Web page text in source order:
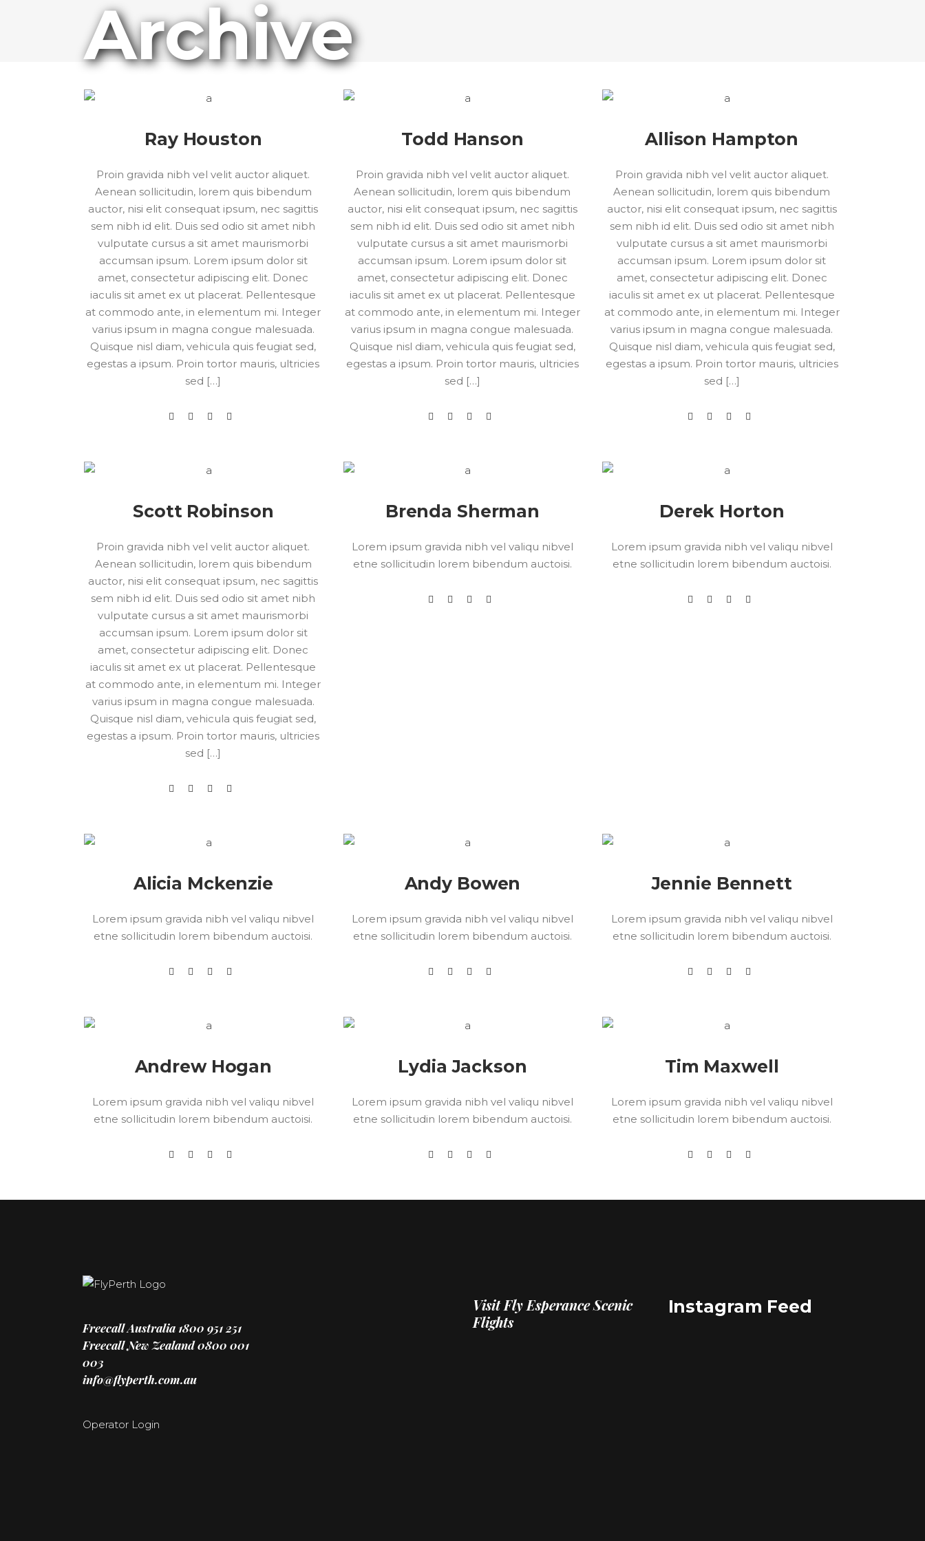
Archive
Ray Houston
Proin gravida nibh vel velit auctor aliquet.
Aenean sollicitudin, lorem quis bibendum
auctor, nisi elit consequat ipsum, nec sagittis
sem nibh id elit. Duis sed odio sit amet nibh
vulputate cursus a sit amet maurismorbi
accumsan ipsum. Lorem ipsum dolor sit
amet, consectetur adipiscing elit. Donec
iaculis sit amet ex ut placerat. Pellentesque
at commodo ante, in elementum mi. Integer
varius ipsum in magna congue malesuada.
Quisque nisl diam, vehicula quis feugiat sed,
egestas a ipsum. Proin tortor mauris, ultricies
sed […]
Todd Hanson
Proin gravida nibh vel velit auctor aliquet.
Aenean sollicitudin, lorem quis bibendum
auctor, nisi elit consequat ipsum, nec sagittis
sem nibh id elit. Duis sed odio sit amet nibh
vulputate cursus a sit amet maurismorbi
accumsan ipsum. Lorem ipsum dolor sit
amet, consectetur adipiscing elit. Donec
iaculis sit amet ex ut placerat. Pellentesque
at commodo ante, in elementum mi. Integer
varius ipsum in magna congue malesuada.
Quisque nisl diam, vehicula quis feugiat sed,
egestas a ipsum. Proin tortor mauris, ultricies
sed […]
Allison Hampton
Proin gravida nibh vel velit auctor aliquet.
Aenean sollicitudin, lorem quis bibendum
auctor, nisi elit consequat ipsum, nec sagittis
sem nibh id elit. Duis sed odio sit amet nibh
vulputate cursus a sit amet maurismorbi
accumsan ipsum. Lorem ipsum dolor sit
amet, consectetur adipiscing elit. Donec
iaculis sit amet ex ut placerat. Pellentesque
at commodo ante, in elementum mi. Integer
varius ipsum in magna congue malesuada.
Quisque nisl diam, vehicula quis feugiat sed,
egestas a ipsum. Proin tortor mauris, ultricies
sed […]
Scott Robinson
Proin gravida nibh vel velit auctor aliquet.
Aenean sollicitudin, lorem quis bibendum
auctor, nisi elit consequat ipsum, nec sagittis
sem nibh id elit. Duis sed odio sit amet nibh
vulputate cursus a sit amet maurismorbi
accumsan ipsum. Lorem ipsum dolor sit
amet, consectetur adipiscing elit. Donec
iaculis sit amet ex ut placerat. Pellentesque
at commodo ante, in elementum mi. Integer
varius ipsum in magna congue malesuada.
Quisque nisl diam, vehicula quis feugiat sed,
egestas a ipsum. Proin tortor mauris, ultricies
sed […]
Brenda Sherman
Lorem ipsum gravida nibh vel valiqu nibvel
etne sollicitudin lorem bibendum auctoisi.
Derek Horton
Lorem ipsum gravida nibh vel valiqu nibvel
etne sollicitudin lorem bibendum auctoisi.
Alicia Mckenzie
Lorem ipsum gravida nibh vel valiqu nibvel
etne sollicitudin lorem bibendum auctoisi.
Andy Bowen
Lorem ipsum gravida nibh vel valiqu nibvel
etne sollicitudin lorem bibendum auctoisi.
Jennie Bennett
Lorem ipsum gravida nibh vel valiqu nibvel
etne sollicitudin lorem bibendum auctoisi.
Andrew Hogan
Lorem ipsum gravida nibh vel valiqu nibvel
etne sollicitudin lorem bibendum auctoisi.
Lydia Jackson
Lorem ipsum gravida nibh vel valiqu nibvel
etne sollicitudin lorem bibendum auctoisi.
Tim Maxwell
Lorem ipsum gravida nibh vel valiqu nibvel
etne sollicitudin lorem bibendum auctoisi.
Freecall Australia 1800 951 251
Freecall New Zealand0800 001
003
info@flyperth.com.au
Operator Login
VisitFly Esperance Scenic
Flights
Instagram Feed